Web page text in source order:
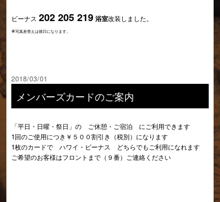
ビーナス202 205 219 浴室改装しました。
※写真差替えは後日になります。
2018/03/01
メンバーズカードのご案内
「平日・日曜・祭日」の ご休憩・ご宿泊 にご利用できます
1回のご使用につき￥５００割引き（税別）になります
1枚のカードで ハワイ・ビーナス どちらでもご利用になれます
ご希望のお客様はフロントまで（９番）ご連絡ください